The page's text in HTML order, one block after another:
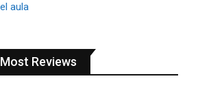
Most Reviews